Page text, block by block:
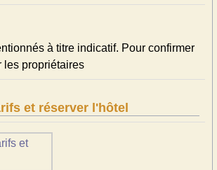
à titre indicatif. Pour confirmer
les propriétaires
et réserver l'hôtel